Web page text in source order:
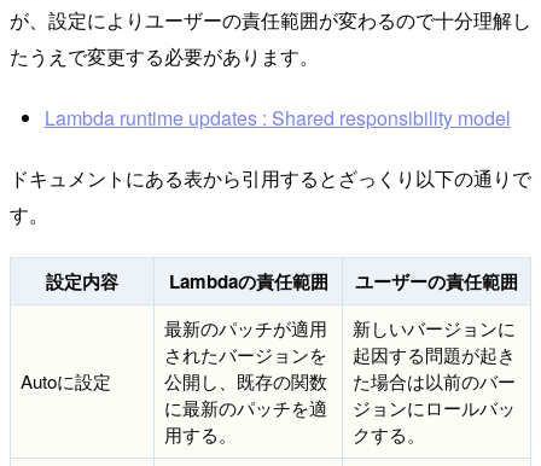
が、設定によりユーザーの責任範囲が変わるので十分理解し
たうえで変更する必要があります。
Lambda runtime updates : Shared responsibility model
ドキュメントにある表から引用するとざっくり以下の通りで
す。
設定内容 Lambdaの責任範囲 ユーザーの責任範囲
Autoに設定
最新のパッチが適用
されたバージョンを
公開し、既存の関数
に最新のパッチを適
用する。
新しいバージョンに
起因する問題が起き
た場合は以前のバー
ジョンにロールバッ
クする。